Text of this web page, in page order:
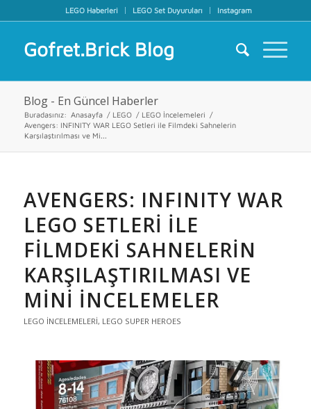
LEGO Haberleri LEGO Set Duyuruları Instagram
Gofret.Brick Blog
Blog - En Güncel Haberler
Buradasınız: Anasayfa / LEGO / LEGO İncelemeleri
/
Avengers: INFINITY WAR LEGO Setleri ile Filmdeki Sahnelerin
Karşılaştırılması ve Mi...
AVENGERS: INFINITY WAR
LEGO SETLERI ILE
FILMDEKI SAHNELERIN
KARŞILAŞTIRILMASI VE
MINI İNCELEMELER
LEGO İNCELEMELERI, LEGO SUPER HEROES